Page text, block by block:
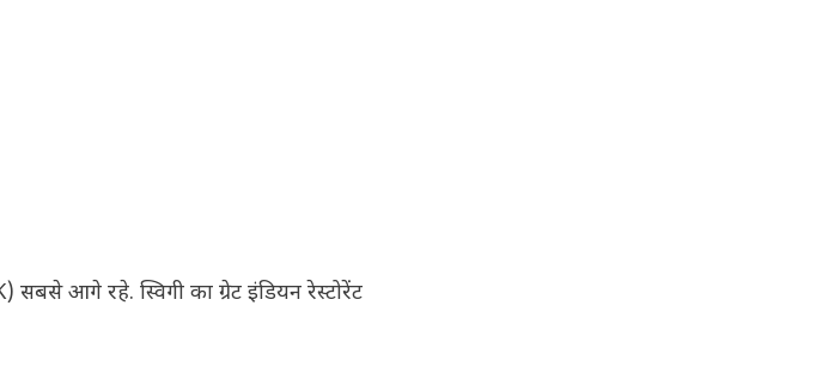
आगे रहे. स्विगी का ग्रेट इंडियन रेस्टोरेंट